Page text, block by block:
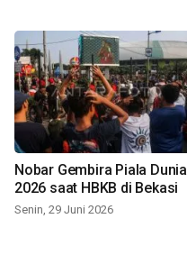
Nobar Gembira Piala Dunia
2026 saat HBKB di Bekasi
Senin, 29 Juni 2026